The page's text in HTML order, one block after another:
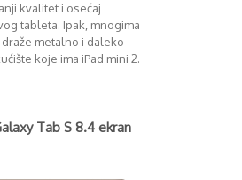
kvalitet i osećaj
tableta. Ipak, mnogima
metalno i daleko
koje ima iPad mini 2.
Tab S 8.4 ekran